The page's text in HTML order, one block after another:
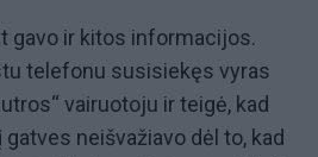
gavo ir kitos informacijos.
telefonu susisiekęs vyras
vairuotoju ir teigė, kad
neišvažiavo dėl to, kad